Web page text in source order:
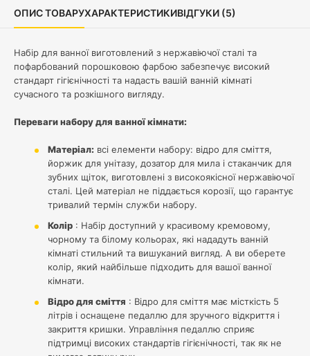
ОПИС ТОВАРУХАРАКТЕРИСТИКИВІДГУКИ (5)
Набір для ванної виготовлений з нержавіючої сталі та
пофарбований порошковою фарбою забезпечує високий
стандарт гігієнічності та надасть вашій ванній кімнаті
сучасного та розкішного вигляду.
Переваги набору для ванної кімнати:
Матеріал: всі елементи набору: відро для сміття,
йоржик для унітазу, дозатор для мила і стаканчик для
зубних щіток, виготовлені з високоякісної нержавіючої
сталі. Цей матеріал не піддається корозії, що гарантує
тривалий термін служби набору.
Колір : Набір доступний у красивому кремовому,
чорному та білому кольорах, які нададуть ванній
кімнаті стильний та вишуканий вигляд. А ви оберете
колір, який найбільше підходить для вашої ванної
кімнати.
Відро для сміття : Відро для сміття має місткість 5
літрів і оснащене педаллю для зручного відкриття і
закриття кришки. Управління педаллю сприяє
підтримці високих стандартів гігієнічності, так як не